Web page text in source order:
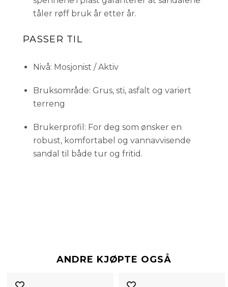
tåler røff bruk år etter år.
PASSER TIL
Nivå: Mosjonist / Aktiv
Bruksområde: Grus, sti, asfalt og variert
terreng
Brukerprofil: For deg som ønsker en
robust, komfortabel og vannavvisende
sandal til både tur og fritid.
ANDRE KJØPTE OGSÅ